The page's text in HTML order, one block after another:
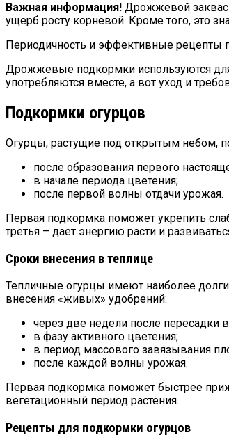
Важная информация! Дрожжевой
ущерб росту корневой. Кроме того, это
Периодичность и эффективные рецепты
Дрожжевые подкормки используются для
употребляются вместе, а вот уход и
Подкормки огурцов
Огурцы, растущие под открытым небом,
после образования первого
в начале периода цветения;
после первой волны отдачи урожая.
Первая подкормка поможет укрепить
третья – дает энергию расти и
Сроки внесения в теплице
Тепличные огурцы имеют наиболее
внесения «живых» удобрений:
через две недели после пересадки
в фазу активного цветения;
в период массового завязывания
после каждой волны урожая.
Первая подкормка поможет быстрее
вегетационный период растения.
Рецепты для подкормки огурцов